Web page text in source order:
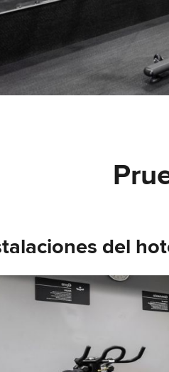
del